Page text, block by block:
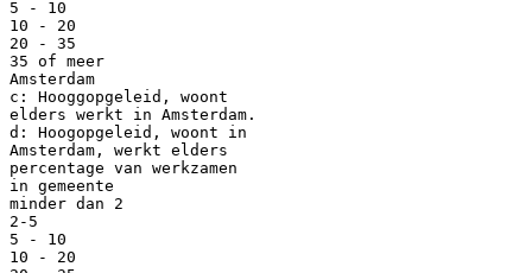
5 - 10
10 - 20
20 - 35
35 of meer
Amsterdam
c: Hooggopgeleid, woont
elders werkt in Amsterdam.
d: Hoogopgeleid, woont in
Amsterdam, werkt elders
percentage van werkzamen
in gemeente
minder dan 2
2-5
5 - 10
10 - 20